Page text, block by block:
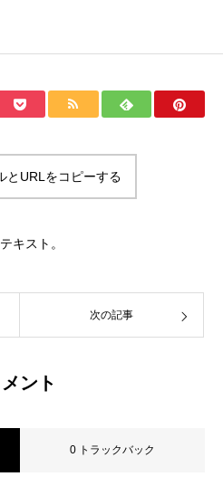
とURLをコピーする
キスト。
次の記事
ント
0 トラックバック